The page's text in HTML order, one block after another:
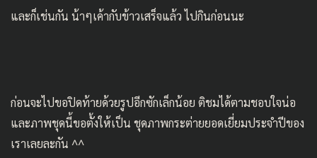
และก็เช่นกัน น้าๆเค้ากับข้าวเสร็จแล้ว ไปกินก่อนนะ
ก่อนจะไปขอปิดท้ายด้วยรูปอีกซักเล็กน้อย ติชมได้ตามชอบใจน่อ
และภาพชุดนี้ขอตั้งให้เป็น ชุดภาพกระต่ายยอดเยี่ยมประจำปีของ
เราเลยละกัน ^^